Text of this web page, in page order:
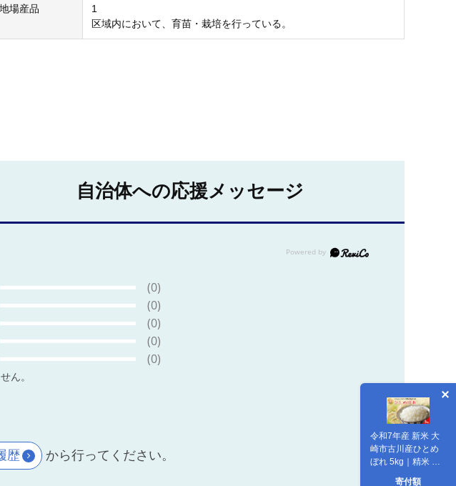
令和7年産 新米 大
崎市古川産ひとめ
ぼれ 5kg｜精米 お
米 白米 こめ コメ
寄付額
地場産品
1
区域内において、育苗・栽培を行っている。
自治体への応援メッセージ
(0)
(0)
(0)
(0)
(0)
ん。
歴 から行ってください。